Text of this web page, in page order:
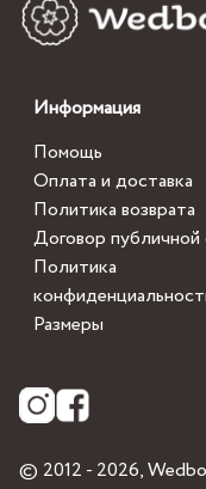
Информация
Помощь
Оплата и доставка
Политика возврата
Договор
Политика
Размеры
© 2012 - 2026,